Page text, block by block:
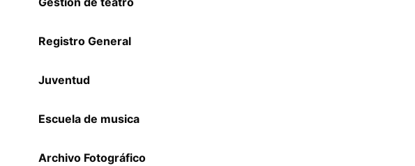
Registro General
Juventud
Escuela de musica
Archivo Fotográfico